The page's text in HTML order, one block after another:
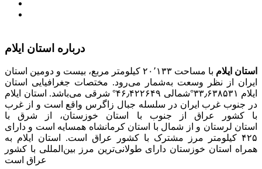
درباره استان ایلام
استان ایلام
با مساحت ۲۰٬۱۳۳ کیلومتر مربع، بیست و دومین استان
ایران از نظر وسعت به‌شمار می‌رود. مختصات جغرافیایی استان
ایلام ۳۳٫۶۳۸۵۳۱°شمالی ۴۶٫۴۲۲۶۴۹° شرقی می‌باشد. استان ایلام
در جنوب غرب ایران در سلسله جبال زاگرس واقع است و از غرب
با کشور عراق از جنوب با استان خوزستان، از شرق با
استان لرستان و از شمال با استان کرمانشاه همسایه است و دارای
۴۲۵ کیلومتر مرز مشترک با کشور عراق است. استان ایلام به
همراه استان خوزستان دارای طولانی‌ترین مرز بین‌المللی با کشور
عراق است